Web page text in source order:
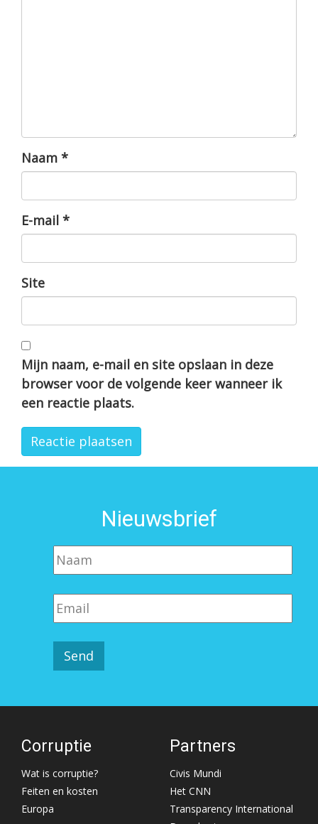
Naam *
E-mail *
Site
Mijn naam, e-mail en site opslaan in deze
browser voor de volgende keer wanneer ik
een reactie plaats.
Nieuwsbrief
Corruptie
Wat is corruptie?
Feiten en kosten
Europa
Partners
Civis Mundi
Het CNN
Transparency International